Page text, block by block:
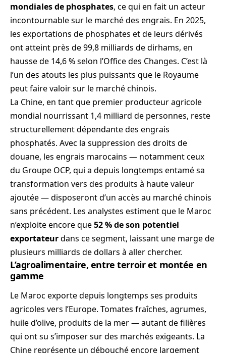
mondiales de phosphates, ce qui en fait un acteur
incontournable sur le marché des engrais. En 2025,
les exportations de phosphates et de leurs dérivés
ont atteint près de 99,8 milliards de dirhams, en
hausse de 14,6 % selon l’Office des Changes. C’est là
l’un des atouts les plus puissants que le Royaume
peut faire valoir sur le marché chinois.
La Chine, en tant que premier producteur agricole
mondial nourrissant 1,4 milliard de personnes, reste
structurellement dépendante des engrais
phosphatés. Avec la suppression des droits de
douane, les engrais marocains — notamment ceux
du Groupe OCP, qui a depuis longtemps entamé sa
transformation vers des produits à haute valeur
ajoutée — disposeront d’un accès au marché chinois
sans précédent. Les analystes estiment que le Maroc
n’exploite encore que52 % de son potentiel
exportateurdans ce segment, laissant une marge de
plusieurs milliards de dollars à aller chercher.
L’agroalimentaire, entre terroir et montée en
gamme
Le Maroc exporte depuis longtemps ses produits
agricoles vers l’Europe. Tomates fraîches, agrumes,
huile d’olive, produits de la mer — autant de filières
qui ont su s’imposer sur des marchés exigeants. La
Chine représente un débouché encore largement